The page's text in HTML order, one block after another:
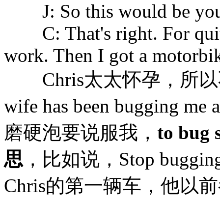
J: So this would be
C: That's right. For
work. Then I got a
Chris太太怀孕，所以
wife has been bugging
磨硬泡要说服我， to bug
思 ，比如说，Stop
Chris的第一辆车，他以